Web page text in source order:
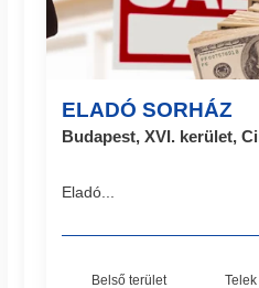
ELADÓ SORHÁZ
Budapest, XVI. kerület,
Eladó...
Belső terület